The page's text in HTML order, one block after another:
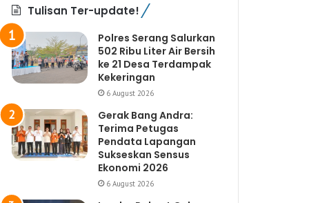
Tulisan Ter-update!
Polres Serang Salurkan
502 Ribu Liter Air Bersih
ke 21 Desa Terdampak
Kekeringan
6 August 2026
Gerak Bang Andra:
Terima Petugas
Pendata Lapangan
Sukseskan Sensus
Ekonomi 2026
6 August 2026